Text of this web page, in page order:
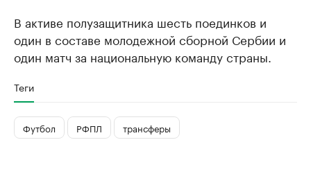
В активе полузащитника шесть поединков и
один в составе молодежной сборной Сербии и
один матч за национальную команду страны.
Теги
Футбол РФПЛ трансферы